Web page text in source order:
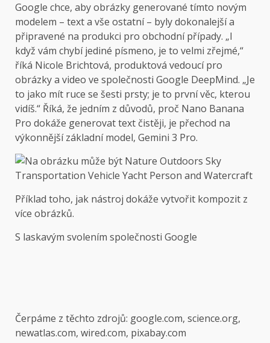
Google chce, aby obrázky generované tímto novým
modelem – text a vše ostatní – byly dokonalejší a
připravené na produkci pro obchodní případy. „I
když vám chybí jediné písmeno, je to velmi zřejmé,“
říká Nicole Brichtová, produktová vedoucí pro
obrázky a video ve společnosti Google DeepMind. „Je
to jako mít ruce se šesti prsty; je to první věc, kterou
vidíš.“ Říká, že jedním z důvodů, proč Nano Banana
Pro dokáže generovat text čistěji, je přechod na
výkonnější základní model, Gemini 3 Pro.
Příklad toho, jak nástroj dokáže vytvořit kompozit z
více obrázků.
S laskavým svolením společnosti Google
Čerpáme z těchto zdrojů: google.com, science.org,
newatlas.com, wired.com, pixabay.com